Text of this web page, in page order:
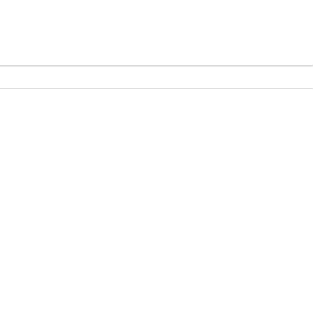
se distingue par son architecture raffinée et son
ouverte sur l'extérieur grâce à de grandes baies vitrées,
belles chambres avec chacune sa salle de bains/salle
Un garage et un espace de stationnement
au RSAC de Bordeaux sous le numéro 483759023